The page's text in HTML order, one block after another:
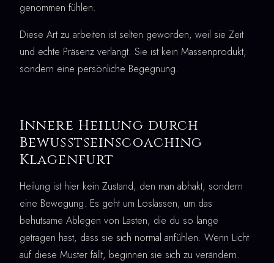
genommen fühlen.
Diese Art zu arbeiten ist selten geworden, weil sie Zeit
und echte Präsenz verlangt. Sie ist kein Massenprodukt,
sondern eine persönliche Begegnung.
Innere Heilung durch
Bewusstseinscoaching
Klagenfurt
Heilung ist hier kein Zustand, den man abhakt, sondern
eine Bewegung. Es geht um Loslassen, um das
behutsame Ablegen von Lasten, die du so lange
getragen hast, dass sie sich normal anfühlen. Wenn Licht
auf diese Muster fällt, beginnen sie sich zu verändern.